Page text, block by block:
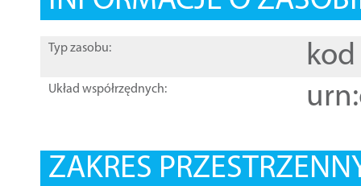
Typ zasobu: kod
Układ współrzędnych:
ZAKRES